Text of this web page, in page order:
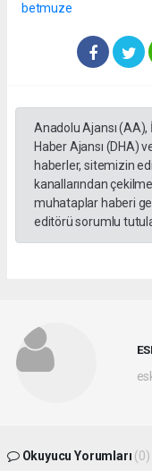
betmuze
Anadolu Ajansı (AA),
Haber Ajansı (DHA)
haberler, sitemizin
kanallarından
muhataplar haberi
editörü sorumlu
Okuyucu Yorumları (0)